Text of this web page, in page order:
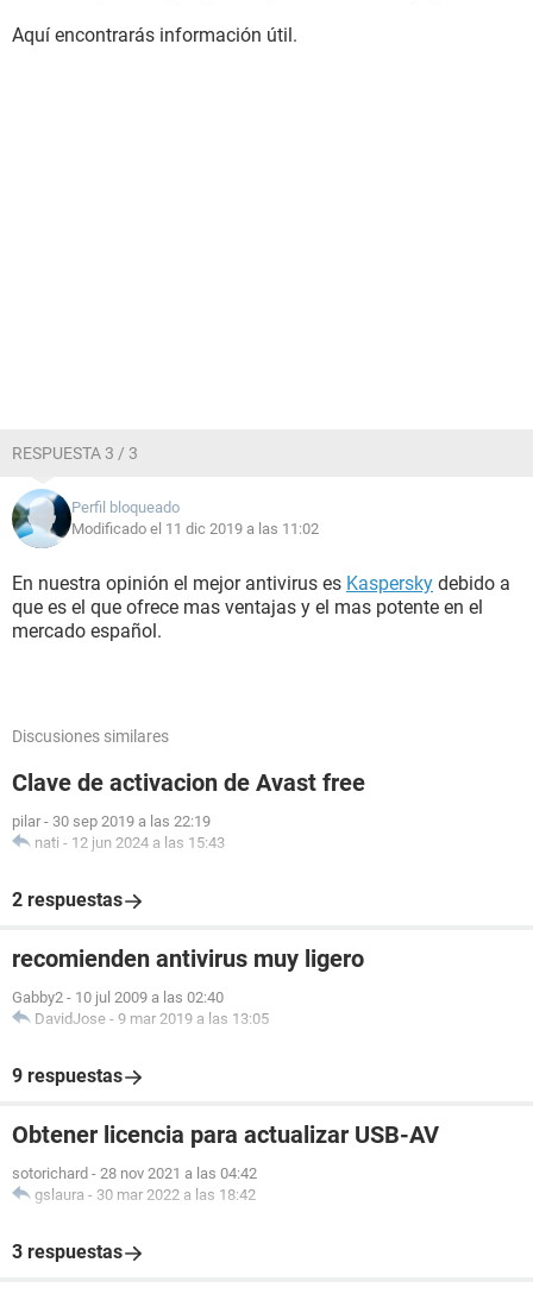
Aquí encontrarás información útil.
RESPUESTA 3 / 3
Perfil bloqueado
Modificado el 11 dic 2019 a las 11:02
En nuestra opinión el mejor antivirus es Kaspersky debido a
que es el que ofrece mas ventajas y el mas potente en el
mercado español.
Discusiones similares
Clave de activacion de Avast free
pilar - 30 sep 2019 a las 22:19
nati - 12 jun 2024 a las 15:43
2 respuestas
recomienden antivirus muy ligero
Gabby2 - 10 jul 2009 a las 02:40
DavidJose - 9 mar 2019 a las 13:05
9 respuestas
Obtener licencia para actualizar USB-AV
sotorichard - 28 nov 2021 a las 04:42
gslaura - 30 mar 2022 a las 18:42
3 respuestas